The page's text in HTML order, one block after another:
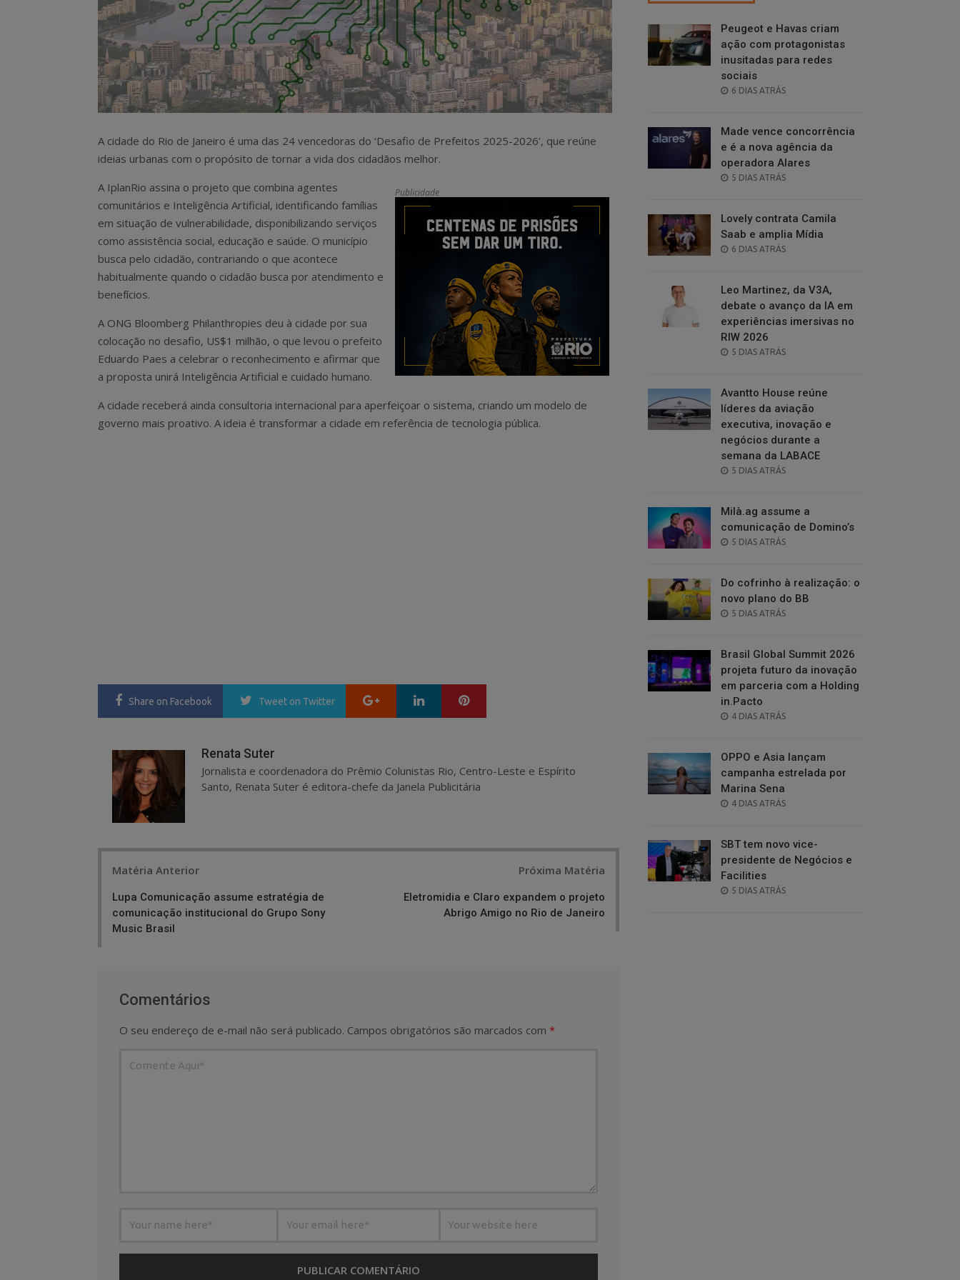
A cidade do Rio de Janeiro é uma das 24 vencedoras do ‘Desafio de Prefeitos 2025-2026’, que reúne
ideias urbanas com o propósito de tornar a vida dos cidadãos melhor.
Publicidade
A IplanRio assina o projeto que combina agentes
comunitários e Inteligência Artificial, identificando famílias
em situação de vulnerabilidade, disponibilizando serviços
como assistência social, educação e saúde. O município
busca pelo cidadão, contrariando o que acontece
habitualmente quando o cidadão busca por atendimento e
benefícios.
A ONG Bloomberg Philanthropies deu à cidade por sua
colocação no desafio, US$1 milhão, o que levou o prefeito
Eduardo Paes a celebrar o reconhecimento e afirmar que
a proposta unirá Inteligência Artificial e cuidado humano.
A cidade receberá ainda consultoria internacional para aperfeiçoar o sistema, criando um modelo de
governo mais proativo. A ideia é transformar a cidade em referência de tecnologia pública.
Share on Facebook Tweet on Twitter Google+ LinkedIn
Renata Suter
Jornalista e coordenadora do Prêmio Colunistas Rio, Centro-Leste e Espírito
Santo, Renata Suter é editora-chefe da Janela Publicitária
Matéria Anterior
Lupa Comunicação assume estratégia de
comunicação institucional do Grupo Sony
Music Brasil
Próxima Matéria
Eletromidia e Claro expandem o projeto
Abrigo Amigo no Rio de Janeiro
Comentários
O seu endereço de e-mail não será publicado. Campos obrigatórios são marcados com *
Peugeot e Havas criam
ação com protagonistas
inusitadas para redes
sociais
POSTED
6 DIAS ATRÁS
Made vence concorrência
e é a nova agência da
operadora Alares
POSTED
5 DIAS ATRÁS
Lovely contrata Camila
Saab e amplia Mídia
POSTED
6 DIAS ATRÁS
Leo Martinez, da V3A,
debate o avanço da IA em
experiências imersivas no
RIW 2026
POSTED
5 DIAS ATRÁS
Avantto House reúne
líderes da aviação
executiva, inovação e
negócios durante a
semana da LABACE
POSTED
5 DIAS ATRÁS
Milà.ag assume a
comunicação de Domino’s
POSTED
5 DIAS ATRÁS
Do cofrinho à realização: o
novo plano do BB
POSTED
5 DIAS ATRÁS
Brasil Global Summit 2026
projeta futuro da inovação
em parceria com a Holding
in.Pacto
POSTED
4 DIAS ATRÁS
OPPO e Asia lançam
campanha estrelada por
Marina Sena
POSTED
4 DIAS ATRÁS
SBT tem novo vice-
presidente de Negócios e
Facilities
POSTED
5 DIAS ATRÁS